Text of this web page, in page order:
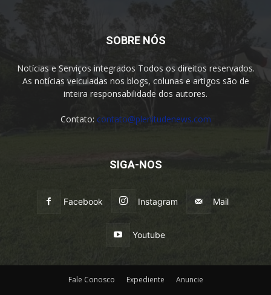
SOBRE NÓS
Notícias e Serviços integrados Todos os direitos reservados.
As notícias veiculadas nos blogs, colunas e artigos são de
inteira responsabilidade dos autores.
Contato: contato@plenitudenews.com
SIGA-NOS
Facebook Instagram Mail
Youtube
Fale Conosco Expediente Anuncie